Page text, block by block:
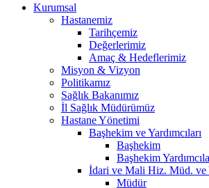
Kurumsal
Hastanemiz
Tarihçemiz
Değerlerimiz
Amaç & Hedeflerimiz
Misyon & Vizyon
Politikamız
Sağlık Bakanımız
İl Sağlık Müdürümüz
Hastane Yönetimi
Başhekim ve Yardımcıları
Başhekim
Başhekim
İdari ve Mali Hiz. Müd. ve
Müdür